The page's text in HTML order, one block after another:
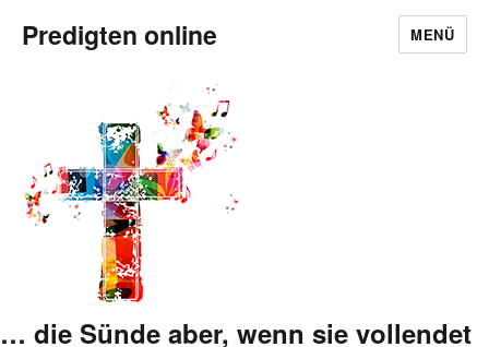
Predigten online MENÜ
… die Sünde aber, wenn sie vollendet